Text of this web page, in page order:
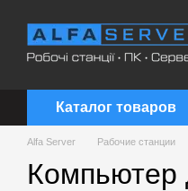
Каталог товаров
Alfa Server Рабочие станции
Компьютер